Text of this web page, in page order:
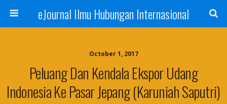
eJournal Ilmu Hubungan Internasional
October 1, 2017
Peluang Dan Kendala Ekspor Udang
Indonesia Ke Pasar Jepang (Karuniah Saputri)